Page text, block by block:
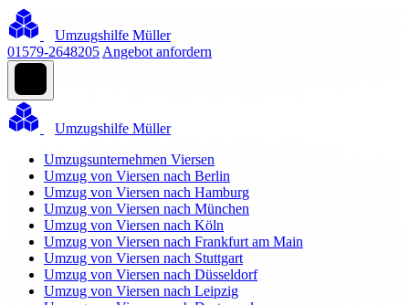
Umzugshilfe Müller
01579-2648205 Angebot anfordern
Umzugshilfe Müller
Umzugsunternehmen Viersen
Umzug von Viersen nach Berlin
Umzug von Viersen nach Hamburg
Umzug von Viersen nach München
Umzug von Viersen nach Köln
Umzug von Viersen nach Frankfurt am Main
Umzug von Viersen nach Stuttgart
Umzug von Viersen nach Düsseldorf
Umzug von Viersen nach Leipzig